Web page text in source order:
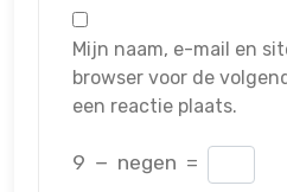
Mijn naam, e-mail en
browser voor de
een reactie plaats.
9 − negen =